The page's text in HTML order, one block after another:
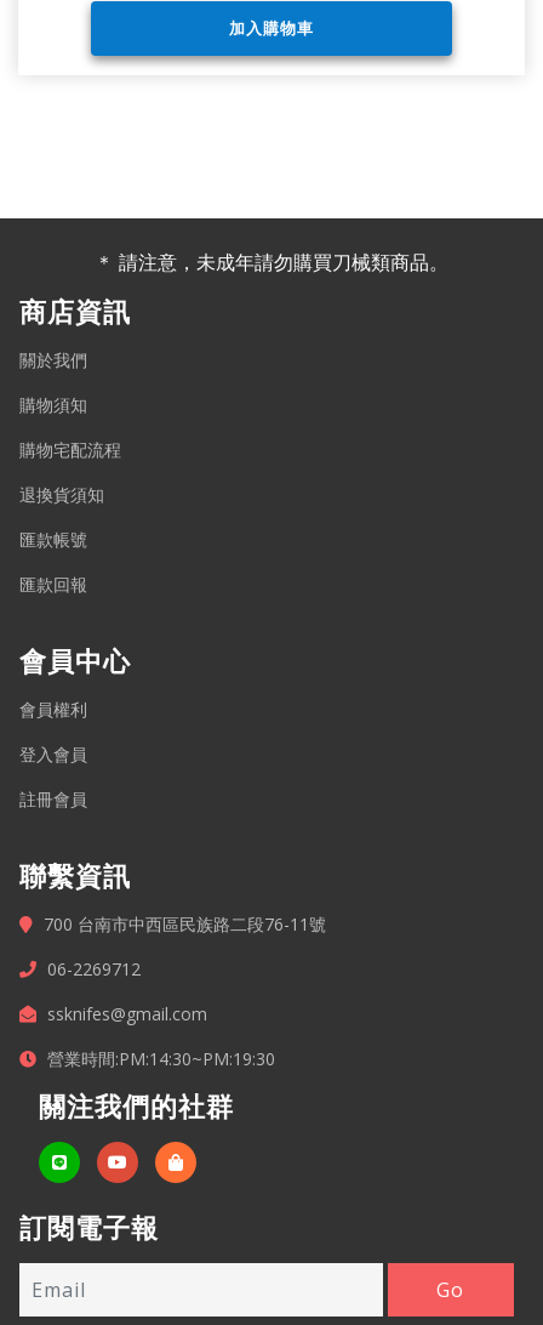
＊ 請注意，未成年請勿購買刀械類商品。
商店資訊
關於我們
購物須知
購物宅配流程
退換貨須知
匯款帳號
匯款回報
會員中心
會員權利
登入會員
註冊會員
聯繫資訊
700 台南市中西區民族路二段76-11號
06-2269712
ssknifes@gmail.com
營業時間:PM:14:30~PM:19:30
關注我們的社群
訂閱電子報